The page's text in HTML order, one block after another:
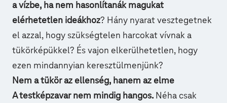
a vízbe, ha nem hasonlítanák magukat
elérhetetlen ideákhoz? Hány nyarat vesztegetnek
el azzal, hogy szükségtelen harcokat vívnak a
tükörképükkel? És vajon elkerülhetetlen, hogy
ezen mindannyian keresztülmenjünk?
Nem a tükör az ellenség, hanem az elme
A testképzavar nem mindig hangos. Néha csak